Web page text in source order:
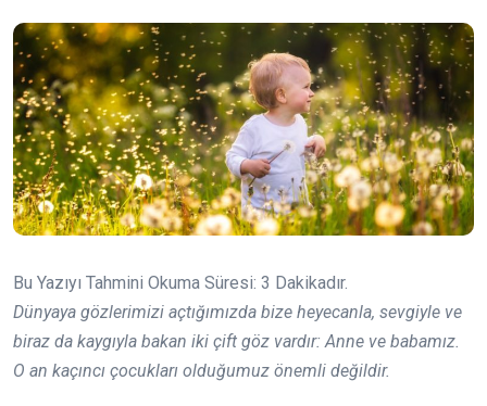
Bu Yazıyı Tahmini Okuma Süresi: 3 Dakikadır.
Dünyaya gözlerimizi açtığımızda bize heyecanla, sevgiyle ve
biraz da kaygıyla bakan iki çift göz vardır: Anne ve babamız.
O an kaçıncı çocukları olduğumuz önemli değildir.